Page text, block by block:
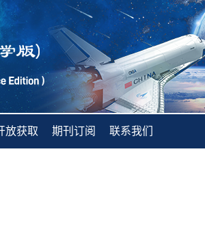
放获取 期刊订阅 联系我们